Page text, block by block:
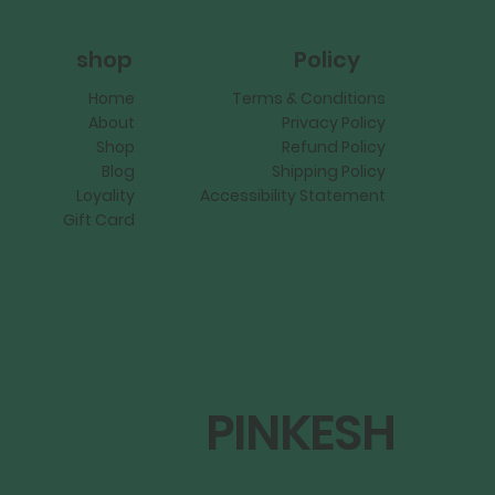
shop
Home
About
Shop
Blog
Loyality
Gift Card
Policy
Terms & Conditions
Privacy Policy
Refund Policy
Shipping Policy
Accessibility Statement
PINKESH